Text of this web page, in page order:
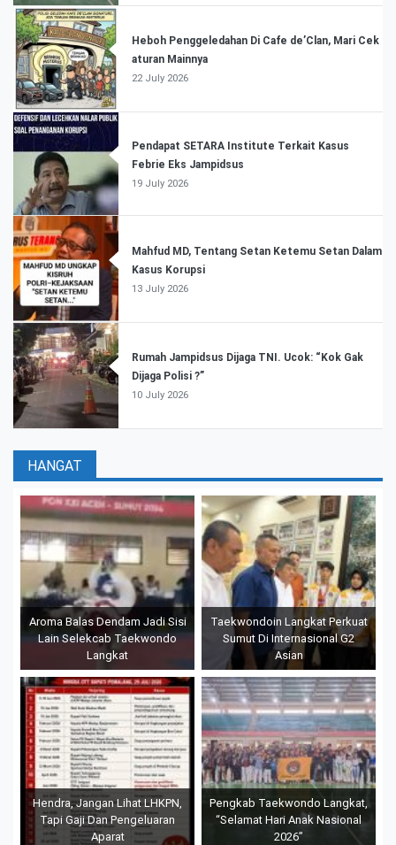
Heboh Penggeledahan Di Cafe de’Clan, Mari Cek
aturan Mainnya
22 July 2026
Pendapat SETARA Institute Terkait Kasus
Febrie Eks Jampidsus
19 July 2026
Mahfud MD, Tentang Setan Ketemu Setan Dalam
Kasus Korupsi
13 July 2026
Rumah Jampidsus Dijaga TNI. Ucok: “Kok Gak
Dijaga Polisi ?”
10 July 2026
HANGAT
Aroma Balas Dendam Jadi Sisi
Lain Selekcab Taekwondo
Langkat
Taekwondoin Langkat Perkuat
Sumut Di Internasional G2
Asian
Hendra, Jangan Lihat LHKPN,
Tapi Gaji Dan Pengeluaran
Aparat
Pengkab Taekwondo Langkat,
“Selamat Hari Anak Nasional
2026”